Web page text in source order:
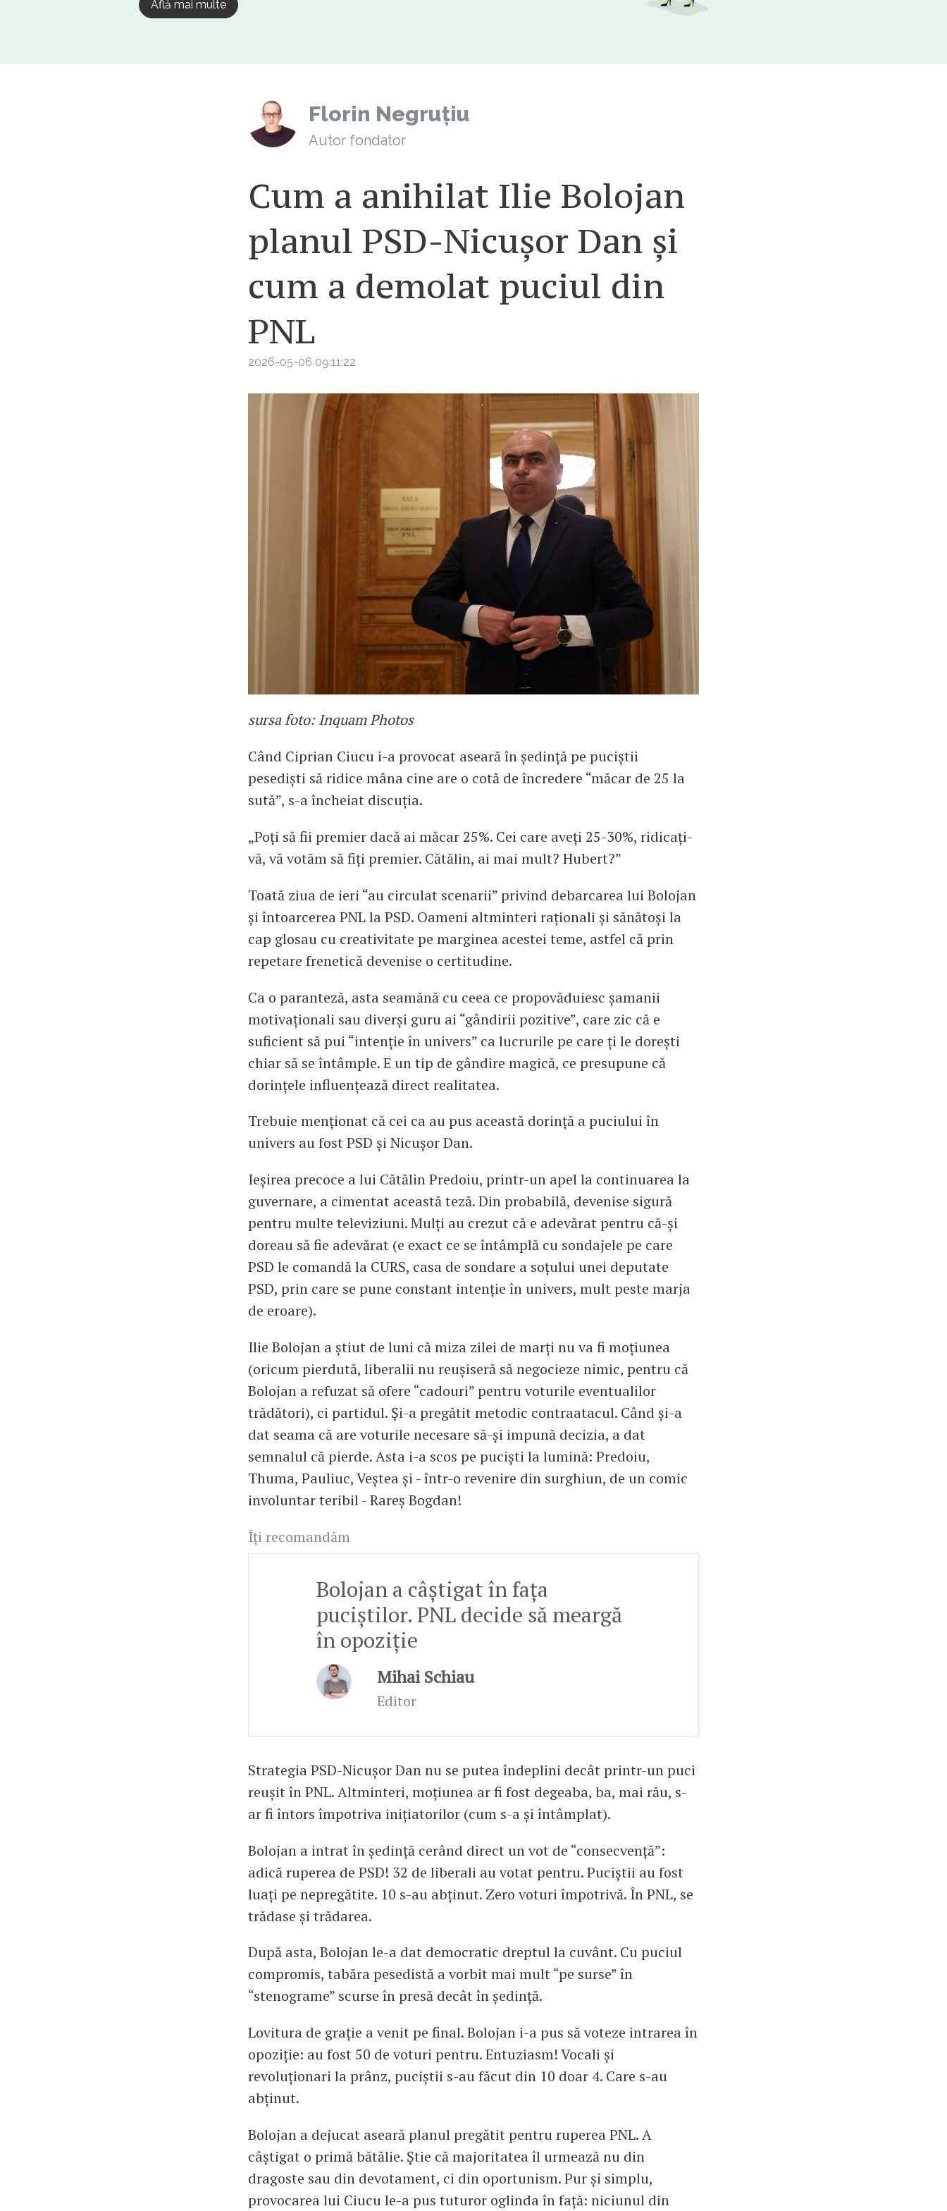
Află mai multe
Florin Negruțiu
Autor fondator
Cum a anihilat Ilie Bolojan
planul PSD-Nicușor Dan și
cum a demolat puciul din
PNL
2026-05-06 09:11:22
sursa foto: Inquam Photos
Când Ciprian Ciucu i-a provocat aseară în ședință pe puciștii
pesediști să ridice mâna cine are o cotă de încredere “măcar de 25 la
sută”, s-a încheiat discuția.
„Poți să fii premier dacă ai măcar 25%. Cei care aveți 25-30%, ridicați-
vă, vă votăm să fiți premier. Cătălin, ai mai mult? Hubert?”
Toată ziua de ieri “au circulat scenarii” privind debarcarea lui Bolojan
și întoarcerea PNL la PSD. Oameni altminteri raționali și sănătoși la
cap glosau cu creativitate pe marginea acestei teme, astfel că prin
repetare frenetică devenise o certitudine.
Ca o paranteză, asta seamănă cu ceea ce propovăduiesc șamanii
motivaționali sau diverși guru ai “gândirii pozitive”, care zic că e
suficient să pui “intenție în univers” ca lucrurile pe care ți le dorești
chiar să se întâmple. E un tip de gândire magică, ce presupune că
dorințele influențează direct realitatea.
Trebuie menționat că cei ca au pus această dorință a puciului în
univers au fost PSD și Nicușor Dan.
Ieșirea precoce a lui Cătălin Predoiu, printr-un apel la continuarea la
guvernare, a cimentat această teză. Din probabilă, devenise sigură
pentru multe televiziuni. Mulți au crezut că e adevărat pentru că-și
doreau să fie adevărat (e exact ce se întâmplă cu sondajele pe care
PSD le comandă la CURS, casa de sondare a soțului unei deputate
PSD, prin care se pune constant intenție în univers, mult peste marja
de eroare).
Ilie Bolojan a știut de luni că miza zilei de marți nu va fi moțiunea
(oricum pierdută, liberalii nu reușiseră să negocieze nimic, pentru că
Bolojan a refuzat să ofere “cadouri” pentru voturile eventualilor
trădători), ci partidul. Și-a pregătit metodic contraatacul. Când și-a
dat seama că are voturile necesare să-și impună decizia, a dat
semnalul că pierde. Asta i-a scos pe puciști la lumină: Predoiu,
Thuma, Pauliuc, Veștea și - într-o revenire din surghiun, de un comic
involuntar teribil - Rareș Bogdan!
Îți recomandăm
Bolojan a câștigat în fața
puciștilor. PNL decide să meargă
în opoziție
Mihai Schiau
Editor
Strategia PSD-Nicușor Dan nu se putea îndeplini decât printr-un puci
reușit în PNL. Altminteri, moțiunea ar fi fost degeaba, ba, mai rău, s-
ar fi întors împotriva inițiatorilor (cum s-a și întâmplat).
Bolojan a intrat în ședință cerând direct un vot de “consecvență”:
adică ruperea de PSD! 32 de liberali au votat pentru. Puciștii au fost
luați pe nepregătite. 10 s-au abținut. Zero voturi împotrivă. În PNL, se
trădase și trădarea.
După asta, Bolojan le-a dat democratic dreptul la cuvânt. Cu puciul
compromis, tabăra pesedistă a vorbit mai mult “pe surse” în
“stenograme” scurse în presă decât în ședință.
Lovitura de grație a venit pe final. Bolojan i-a pus să voteze intrarea în
opoziție: au fost 50 de voturi pentru. Entuziasm! Vocali și
revoluționari la prânz, puciștii s-au făcut din 10 doar 4. Care s-au
abținut.
Bolojan a dejucat aseară planul pregătit pentru ruperea PNL. A
câștigat o primă bătălie. Ştie că majoritatea îl urmează nu din
dragoste sau din devotament, ci din oportunism. Pur și simplu,
provocarea lui Ciucu le-a pus tuturor oglinda în față: niciunul din